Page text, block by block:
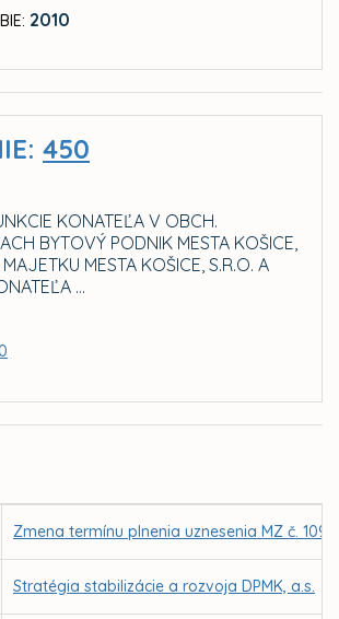
2010
450
KONATEĽA V OBCH.
BYTOVÝ PODNIK MESTA KOŠICE,
MESTA KOŠICE, S.R.O. A
...
Zmena termínu plnenia uznesenia MZ č.
Stratégia stabilizácie a rozvoja DPMK, a.s.